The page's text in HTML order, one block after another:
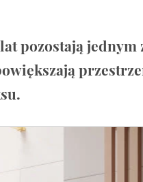
pozostają jednym